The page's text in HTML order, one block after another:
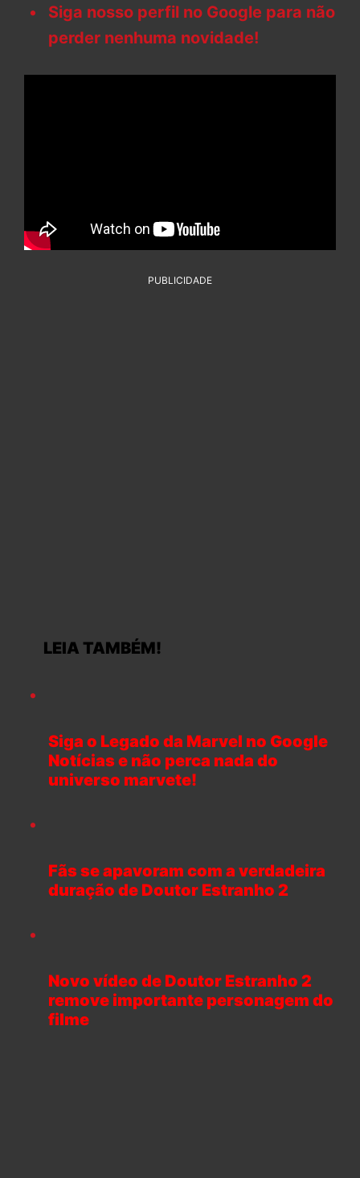
Siga nosso perfil no Google para não
perder nenhuma novidade!
PUBLICIDADE
LEIA TAMBÉM!
Siga o Legado da Marvel no Google
Notícias e não perca nada do
universo marvete!
Fãs se apavoram com a verdadeira
duração de Doutor Estranho 2
Novo vídeo de Doutor Estranho 2
remove importante personagem do
filme